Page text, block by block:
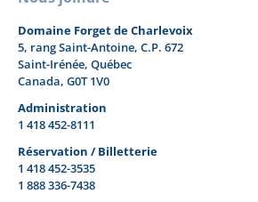
Domaine Forget de Charlevoix
5, rang Saint-Antoine, C.P. 672
Saint-Irénée, Québec
Canada, G0T 1V0
Administration
1 418 452-8111
Réservation / Billetterie
1 418 452-3535
1 888 336-7438